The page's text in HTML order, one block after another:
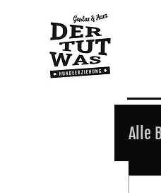
Alle